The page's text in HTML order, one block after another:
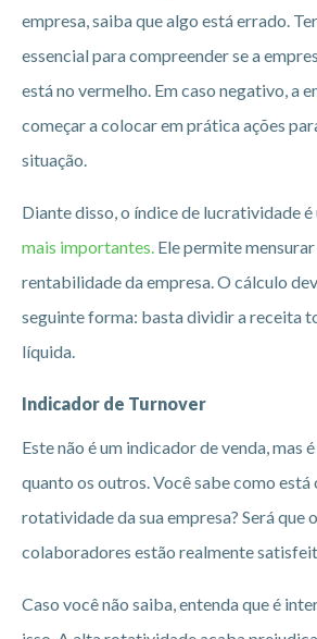
empresa, saiba que algo está errado.
essencial para compreender se a
está no vermelho. Em caso negativo, a
começar a colocar em prática ações
situação.
Diante disso, o índice de lucratividade é
mais importantes. Ele permite
rentabilidade da empresa. O cálculo
seguinte forma: basta dividir a receita
líquida.
Indicador de Turnover
Este não é um indicador de venda, mas
quanto os outros. Você sabe como está
rotatividade da sua empresa? Será que
colaboradores estão realmente
Caso você não saiba, entenda que é